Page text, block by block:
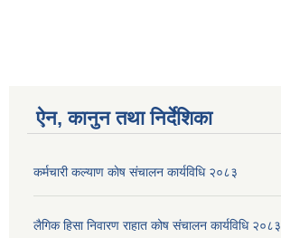
ऐन, कानुन तथा निर्देशिका
कर्मचारी कल्याण काेष संचालन कार्यविधि २०८३
लैगिक हिसा निवारण राहात कोष संचालन कार्यविधि २०८३